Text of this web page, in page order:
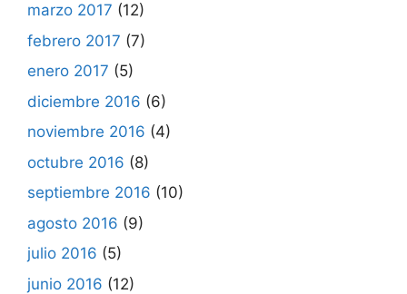
marzo 2017 (12)
febrero 2017 (7)
enero 2017 (5)
diciembre 2016 (6)
noviembre 2016 (4)
octubre 2016 (8)
septiembre 2016 (10)
agosto 2016 (9)
julio 2016 (5)
junio 2016 (12)